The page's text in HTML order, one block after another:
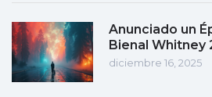
Anunciado un
Bienal Whitney
diciembre 16, 2025